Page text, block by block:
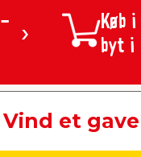
bordpladen og
-
Køb
byt i
jem
Vind et